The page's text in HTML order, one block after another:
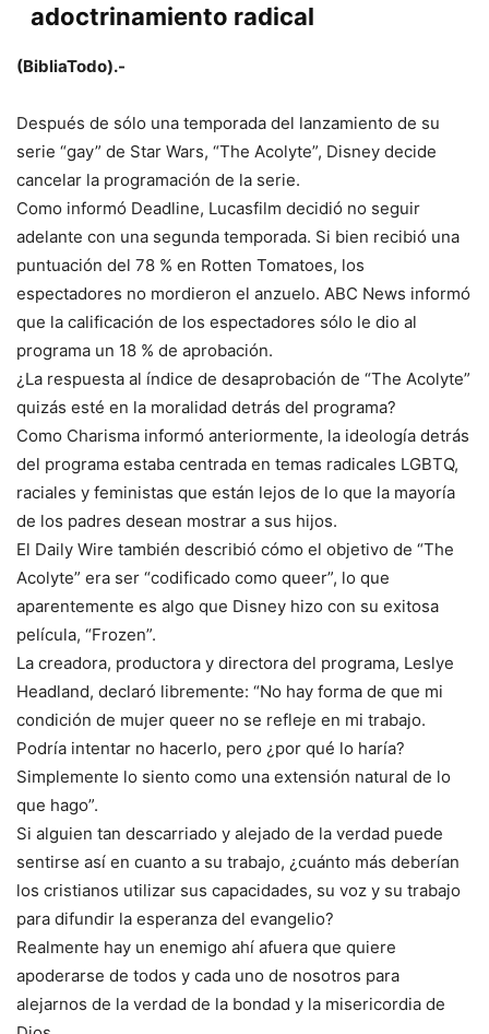
adoctrinamiento radical
(BibliaTodo).-
Después de sólo una temporada del lanzamiento de su
serie “gay” de Star Wars, “The Acolyte”, Disney decide
cancelar la programación de la serie.
Como informó Deadline, Lucasfilm decidió no seguir
adelante con una segunda temporada. Si bien recibió una
puntuación del 78 % en Rotten Tomatoes, los
espectadores no mordieron el anzuelo. ABC News informó
que la calificación de los espectadores sólo le dio al
programa un 18 % de aprobación.
¿La respuesta al índice de desaprobación de “The Acolyte”
quizás esté en la moralidad detrás del programa?
Como Charisma informó anteriormente, la ideología detrás
del programa estaba centrada en temas radicales LGBTQ,
raciales y feministas que están lejos de lo que la mayoría
de los padres desean mostrar a sus hijos.
El Daily Wire también describió cómo el objetivo de “The
Acolyte” era ser “codificado como queer”, lo que
aparentemente es algo que Disney hizo con su exitosa
película, “Frozen”.
La creadora, productora y directora del programa, Leslye
Headland, declaró libremente: “No hay forma de que mi
condición de mujer queer no se refleje en mi trabajo.
Podría intentar no hacerlo, pero ¿por qué lo haría?
Simplemente lo siento como una extensión natural de lo
que hago”.
Si alguien tan descarriado y alejado de la verdad puede
sentirse así en cuanto a su trabajo, ¿cuánto más deberían
los cristianos utilizar sus capacidades, su voz y su trabajo
para difundir la esperanza del evangelio?
Realmente hay un enemigo ahí afuera que quiere
apoderarse de todos y cada uno de nosotros para
alejarnos de la verdad de la bondad y la misericordia de